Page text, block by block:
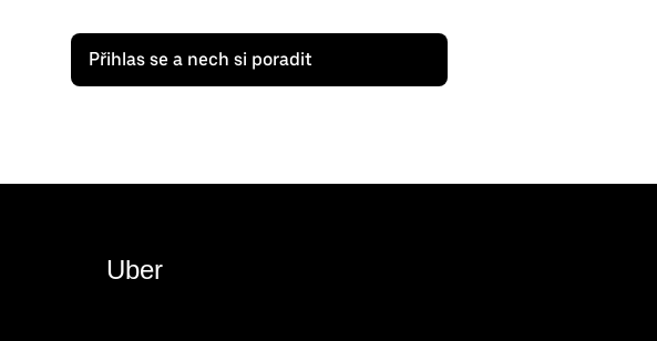
Přihlas se a nech si poradit
Uber